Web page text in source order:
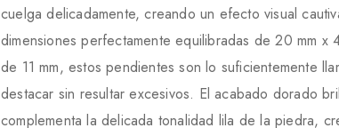
cuelga delicadamente, creando un efecto visual
dimensiones perfectamente equilibradas de 20 mm x
de 11 mm, estos pendientes son lo suficientemente
destacar sin resultar excesivos. El acabado dorado
complementa la delicada tonalidad lila de la piedra,